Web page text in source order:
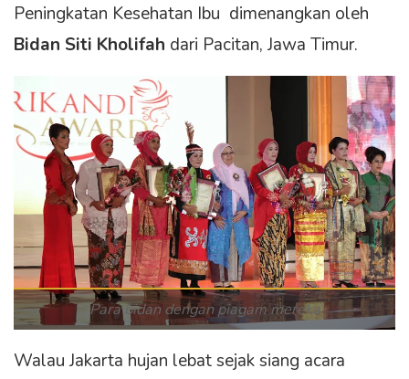
Peningkatan Kesehatan Ibu dimenangkan oleh
Bidan Siti Kholifah dari Pacitan, Jawa Timur.
Para bidan dengan piagam mereka
Walau Jakarta hujan lebat sejak siang acara